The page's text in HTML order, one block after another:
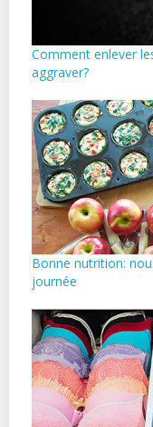
Comment enlever
aggraver?
Bonne nutrition:
journée